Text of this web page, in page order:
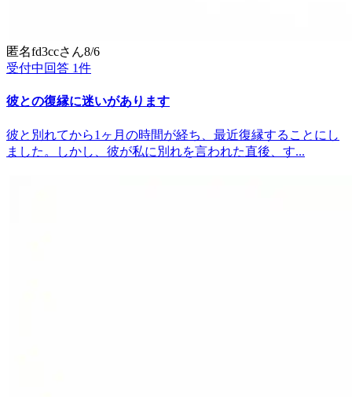
匿名fd3ccさん8/6
受付中 回答 1件
彼との復縁に迷いがあります
彼と別れてから1ヶ月の時間が経ち、最近復縁することにし
ました。しかし、彼が私に別れを言われた直後、す...